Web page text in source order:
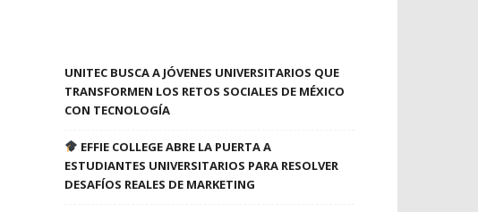
UNITEC BUSCA A JÓVENES UNIVERSITARIOS QUE
TRANSFORMEN LOS RETOS SOCIALES DE MÉXICO
CON TECNOLOGÍA
EFFIE COLLEGE ABRE LA PUERTA A
ESTUDIANTES UNIVERSITARIOS PARA RESOLVER
DESAFÍOS REALES DE MARKETING